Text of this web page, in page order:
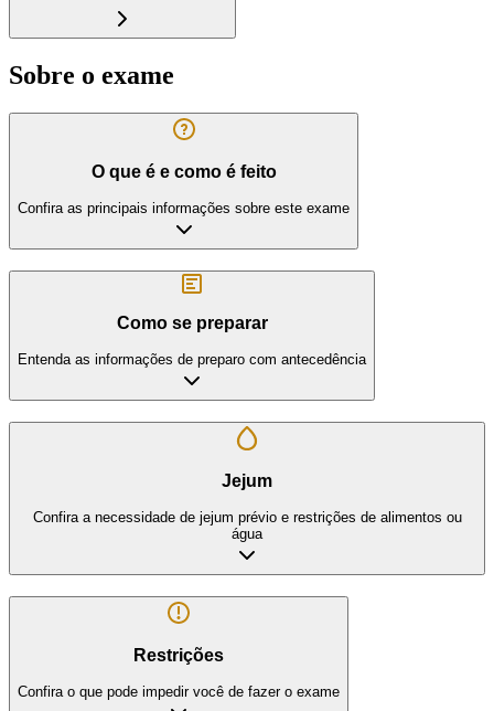
Sobre o exame
O que é e como é feito
Confira as principais informações sobre este exame
Como se preparar
Entenda as informações de preparo com antecedência
Jejum
Confira a necessidade de jejum prévio e restrições de alimentos ou
água
Restrições
Confira o que pode impedir você de fazer o exame